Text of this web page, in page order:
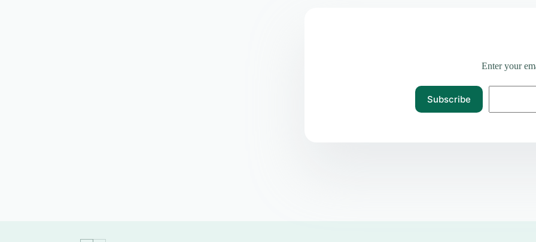
Enter your
Subscribe